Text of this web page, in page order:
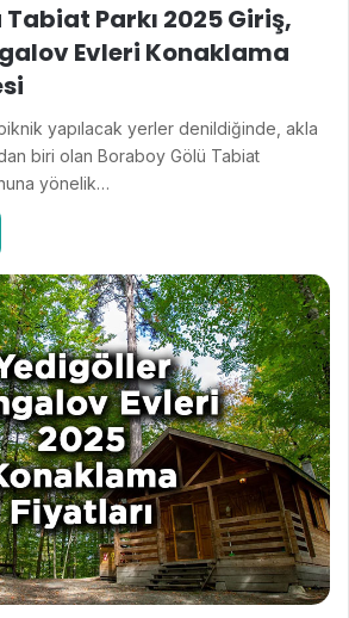
Parkı 2025 Giriş,
Evleri Konaklama
yapılacak yerler denildiğinde, akla
biri olan Boraboy Gölü Tabiat
yönelik…